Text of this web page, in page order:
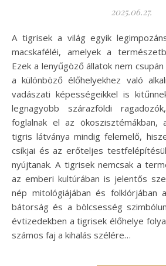
2025.06.27.
A tigrisek a világ egyik legimpozánsabb és legnagyobb
macskaféléi, amelyek a
Ezek a lenyűgöző állatok nem
a különböző élőhelyekhez való
vadászati képességeikkel is
legnagyobb szárazföldi
foglalnak el az ökoszisztémákban,
tigris látványa mindig felemelő,
csíkjai és az erőteljes
nyújtanak. A tigrisek nemcsak a
az emberi kultúrában is jelentős
nép mitológiájában és folklórjában
bátorság és a bölcsesség
évtizedekben a tigrisek élőhelye
számos faj a kihalás szélére…